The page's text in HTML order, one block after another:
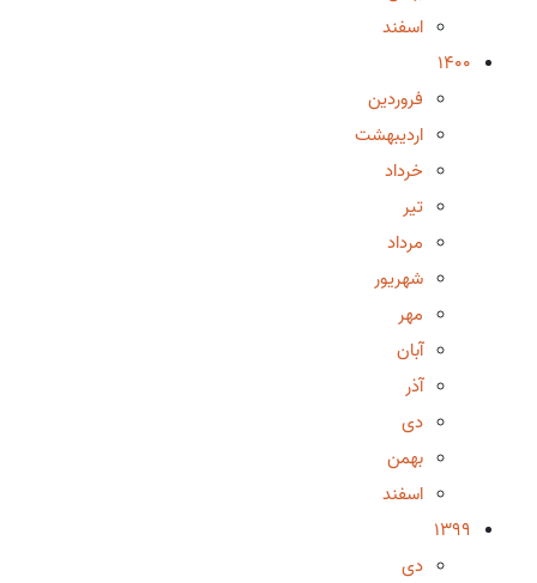
اسفند
1400
فروردین
اردیبهشت
خرداد
تیر
مرداد
شهریور
مهر
آبان
آذر
دی
بهمن
اسفند
1399
دی